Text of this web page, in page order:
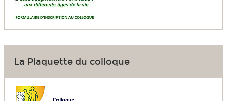
La Plaquette du colloque